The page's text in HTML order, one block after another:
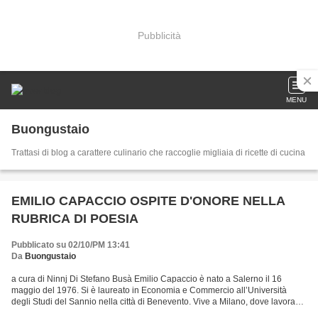
Pubblicità
MENU
Buongustaio
Trattasi di blog a carattere culinario che raccoglie migliaia di ricette di cucina
EMILIO CAPACCIO OSPITE D'ONORE NELLA
RUBRICA DI POESIA
Pubblicato su 02/10/PM 13:41
Da Buongustaio
a cura di Ninnj Di Stefano Busà Emilio Capaccio è nato a Salerno il 16
maggio del 1976. Si è laureato in Economia e Commercio all’Università
degli Studi del Sannio nella città di Benevento. Vive a Milano, dove lavora